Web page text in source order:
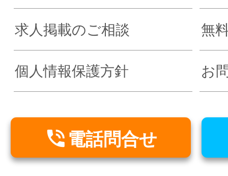
求人掲載のご相談 無
個人情報保護方針 お
 電話問合せ